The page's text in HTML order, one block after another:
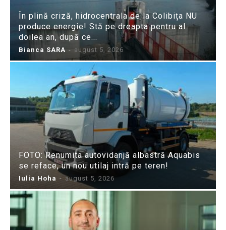
În plină criză, hidrocentrala de la Colibița NU
produce energie! Stă pe dreapta pentru al
doilea an, după ce...
Bianca SARA - august 5, 2026
FOTO: Renumita autovidanjă albastră Aquabis
se reface, un nou utilaj intră pe teren!
Iulia Hoha - august 5, 2026